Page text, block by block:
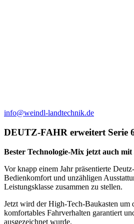
info@weindl-landtechnik.de
DEUTZ-FAHR erweitert Serie
Bester Technologie-Mix jetzt auch
Vor knapp einem Jahr präsentierte
Bedienkomfort und unzähligen
Leistungsklasse zusammen zu stellen.
Jetzt wird der High-Tech-Baukasten
komfortables Fahrverhalten garantiert
ausgezeichnet wurde.